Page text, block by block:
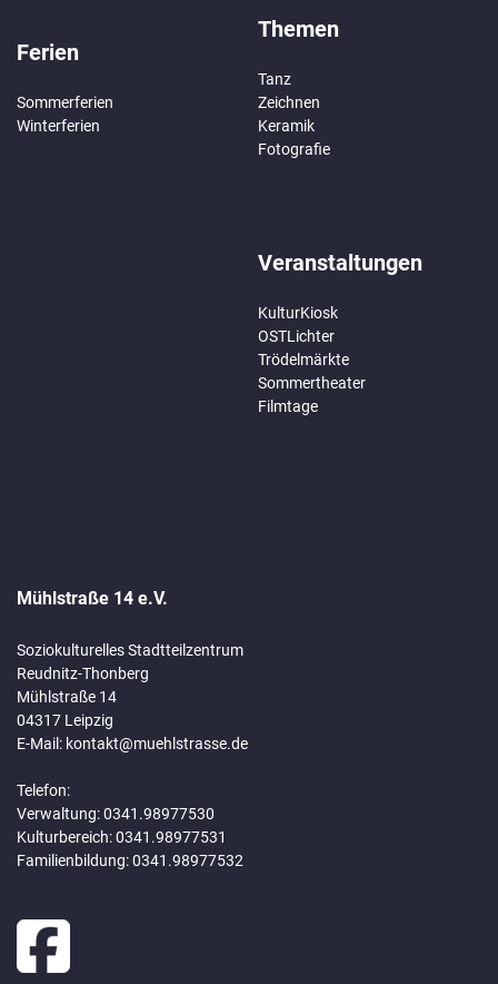
Ferien
Sommerferien
Winterferien
Themen
Tanz
Zeichnen
Keramik
Fotografie
Veranstaltungen
KulturKiosk
OSTLichter
Trödelmärkte
Sommertheater
Filmtage
Mühlstraße 14 e.V.
Soziokulturelles Stadtteilzentrum
Reudnitz-Thonberg
Mühlstraße 14
04317 Leipzig
E-Mail: kontakt@muehlstrasse.de
Telefon:
Verwaltung: 0341.98977530
Kulturbereich: 0341.98977531
Familienbildung: 0341.98977532